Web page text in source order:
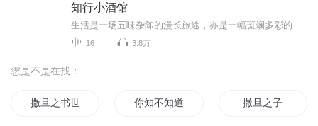
知行小酒馆
16 3.8万
您是不是在找：
撒旦之书世界末日 你知不知道我有多爱你 撒旦之子